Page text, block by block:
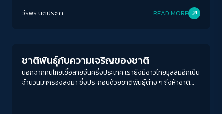
วีรพร นิติประภา READ MORE
ชาติพันธุ์กับความเจริญของชาติ
นอกจากคนไทยเชื้อสายจีนครึ่งประเทศ เรายังมีชาวไทยมุสลิมอีกเป็น
จำนวนมากรองลงมา ซึ่งประกอบด้วยชาติพันธุ์ต่าง ๆ ถึงห้าชาติ
ระยะห่างข้อความ
ปกติ มาก มากที่สุด